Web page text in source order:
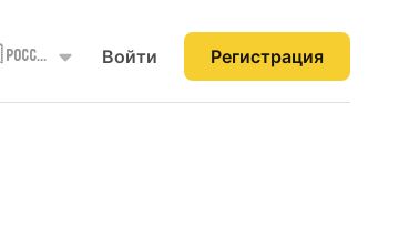
🇷🇺 Россия Войти Регистрация